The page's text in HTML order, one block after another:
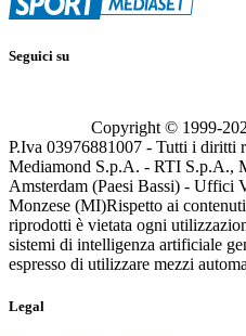
Seguici su
Copyright © 1999-
P.Iva 03976881007 - Tutti i diritti
Mediamond S.p.A. - RTI S.p.A.,
Amsterdam (Paesi Bassi) - Uffici
Monzese (MI)Rispetto ai
riprodotti è vietata ogni
sistemi di intelligenza artificiale
espresso di utilizzare mezzi
Legal